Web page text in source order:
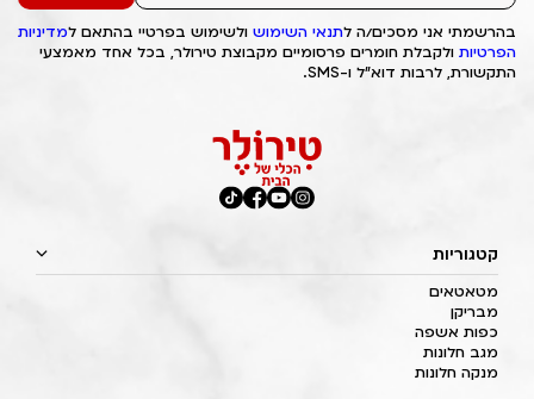
בהרשמתי אני מסכים/ה לתנאי השימוש ולשימוש בפרטיי בהתאם למדיניות
הפרטיות ולקבלת חומרים פרסומיים מקבוצת טירולר, בכל אחד מאמצעי
התקשורת, לרבות דוא"ל ו-SMS.
קטגוריות
מטאטאים
מבריקן
כפות אשפה
מגב חלונות
מנקה חלונות